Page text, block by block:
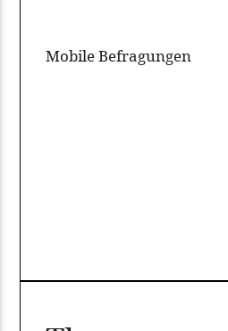
Mobile Befragungen